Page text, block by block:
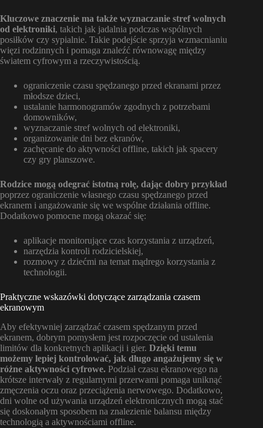
Kluczowe znaczenie ma także wyznaczanie stref wolnych
od elektroniki, takich jak jadalnia podczas wspólnych
posiłków czy sypialnie. Takie podejście sprzyja wzmacnianiu
więzi rodzinnych i pomaga znaleźć równowagę między
światem cyfrowym a rzeczywistością.
ograniczenie czasu spędzanego przed ekranami przez
młodsze dzieci,
ustalanie harmonogramów zgodnych z potrzebami
domowników,
wyznaczanie stref wolnych od elektroniki,
organizowanie dni bez ekranów,
zachęcanie do aktywności offline, takich jak spacery
czy gry planszowe.
Rodzice mogą odegrać istotną rolę, dając dobry przykład
poprzez ograniczenie własnego czasu spędzanego przed
ekranem i angażowanie się we wspólne działania offline.
Dodatkowo pomocne mogą okazać się:
aplikacje monitorujące czas korzystania z urządzeń,
narzędzia kontroli rodzicielskiej,
rozmowy z dziećmi na temat mądrego korzystania z
technologii.
Praktyczne wskazówki dotyczące zarządzania czasem
ekranowym
Aby efektywniej zarządzać czasem spędzanym przed
ekranem, dobrym pomysłem jest rozpoczęcie od ustalenia
limitów dla konkretnych aplikacji i gier. Dzięki temu
możemy lepiej kontrolować, jak długo angażujemy się w
różne aktywności cyfrowe. Podział czasu ekranowego na
krótsze interwały z regularnymi przerwami pomaga uniknąć
zmęczenia oczu oraz przeciążenia nerwowego. Dodatkowo,
dni wolne od używania urządzeń elektronicznych mogą stać
się doskonałym sposobem na znalezienie balansu między
technologią a aktywnościami offline.